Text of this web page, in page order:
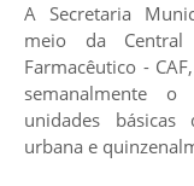
A Secretaria
meio da Central
Farmacêutico -
semanalmente o
unidades
urbana e